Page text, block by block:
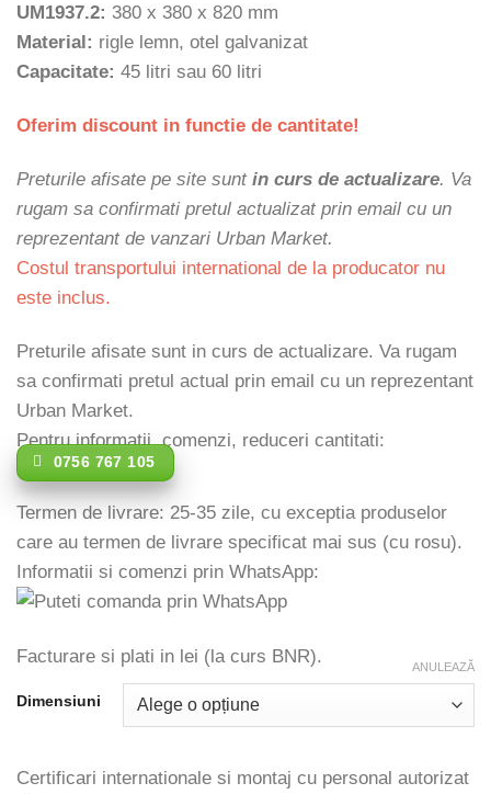
UM1937.2: 380 x 380 x 820 mm
Material: rigle lemn, otel galvanizat
Capacitate: 45 litri sau 60 litri
Oferim discount in functie de cantitate!
Preturile afisate pe site sunt in curs de actualizare. Va
rugam sa confirmati pretul actualizat prin email cu un
reprezentant de vanzari Urban Market.
Costul transportului international de la producator nu
este inclus.
Preturile afisate sunt in curs de actualizare. Va rugam
sa confirmati pretul actual prin email cu un reprezentant
Urban Market.
Pentru informatii, comenzi, reduceri cantitati:
0756 767 105
Termen de livrare: 25-35 zile, cu exceptia produselor
care au termen de livrare specificat mai sus (cu rosu).
Informatii si comenzi prin WhatsApp:
Facturare si plati in lei (la curs BNR).
Dimensiuni
ANULEAZĂ
Certificari internationale si montaj cu personal autorizat